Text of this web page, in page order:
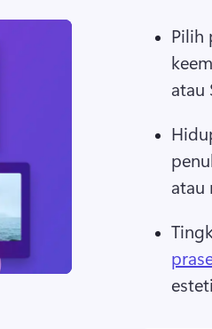
Pilih
atau
atau